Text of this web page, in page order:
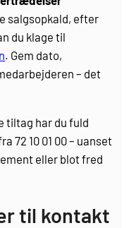
salgsopkald, efter
du klage til
. Gem dato,
– det
tiltag har du fuld
72 10 01 00 – uanset
eller blot fred
til kontakt